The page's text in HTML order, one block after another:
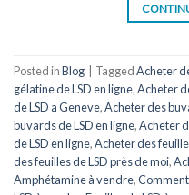
Posted inBlog TaggedAcheter
gélatine de LSD en ligne,Acheter
de LSD a Geneve,Acheter des
buvards de LSD en ligne,Acheter
de LSD en ligne,Acheter des
des feuilles de LSD près de moi,
Amphétamine à vendre,